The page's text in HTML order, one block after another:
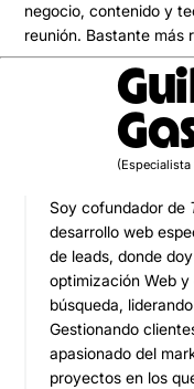
negocio, contenido y
reunión. Bastante más
(Especialista
Soy cofundador de
desarrollo web
de leads, donde
optimización Web
búsqueda,
Gestionando
apasionado del
proyectos en los